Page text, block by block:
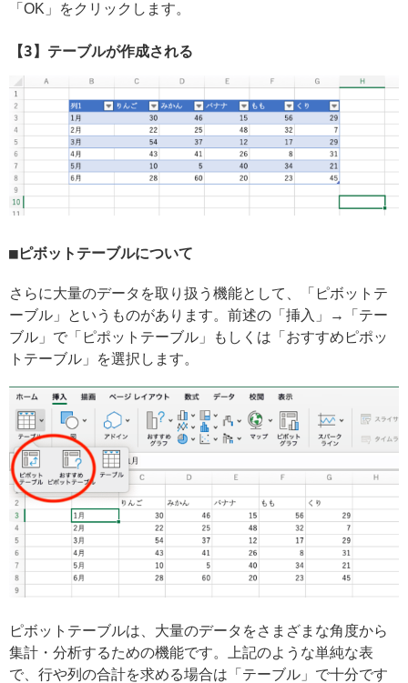
「OK」をクリックします。
【3】テーブルが作成される
ピボットテーブルについて
さらに大量のデータを取り扱う機能として、「ピボットテ
ーブル」というものがあります。前述の「挿入」→「テー
ブル」で「ピポットテーブル」もしくは「おすすめピポッ
トテーブル」を選択します。
ピボットテーブルは、大量のデータをさまざまな角度から
集計・分析するための機能です。上記のような単純な表
で、行や列の合計を求める場合は「テーブル」で十分です